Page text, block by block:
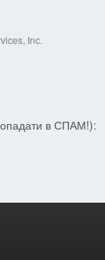
Inc.
в СПАМ!):